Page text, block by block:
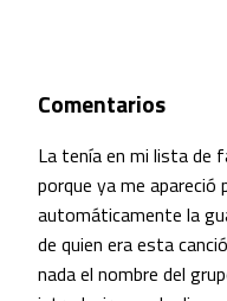
Comentarios
La tenía en mi lista de
porque ya me
automáticamente la
de quien era esta
nada el nombre del